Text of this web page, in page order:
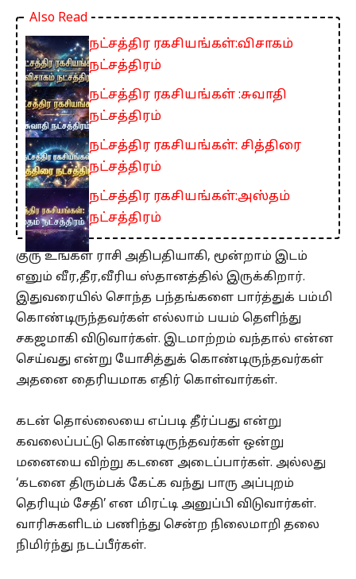
Also Read
நட்சத்திர ரகசியங்கள்:விசாகம்
நட்சத்திரம்
நட்சத்திர ரகசியங்கள் :சுவாதி
நட்சத்திரம்
நட்சத்திர ரகசியங்கள்: சித்திரை
நட்சத்திரம்
நட்சத்திர ரகசியங்கள்:அஸ்தம்
நட்சத்திரம்
குரு உங்கள் ராசி அதிபதியாகி, மூன்றாம் இடம்
எனும் வீர,தீர,வீரிய ஸ்தானத்தில் இருக்கிறார்.
இதுவரையில் சொந்த பந்தங்களை பார்த்துக் பம்மி
கொண்டிருந்தவர்கள் எல்லாம் பயம் தெளிந்து
சகஜமாகி விடுவார்கள். இடமாற்றம் வந்தால் என்ன
செய்வது என்று யோசித்துக் கொண்டிருந்தவர்கள்
அதனை தைரியமாக எதிர் கொள்வார்கள்.
கடன் தொல்லையை எப்படி தீர்ப்பது என்று
கவலைப்பட்டு கொண்டிருந்தவர்கள் ஒன்று
மனையை விற்று கடனை அடைப்பார்கள். அல்லது
‘கடனை திரும்பக் கேட்க வந்து பாரு அப்புறம்
தெரியும் சேதி’ என மிரட்டி அனுப்பி விடுவார்கள்.
வாரிசுகளிடம் பணிந்து சென்ற நிலைமாறி தலை
நிமிர்ந்து நடப்பீர்கள்.